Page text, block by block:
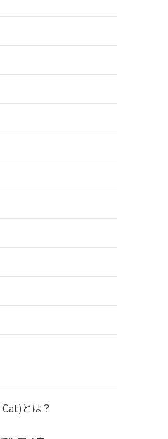
とは？